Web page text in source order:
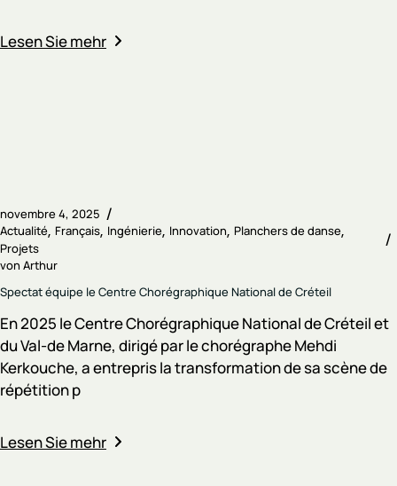
Lesen Sie mehr
novembre 4, 2025
Actualité Français Ingénierie Innovation Planchers de danse
Projets
von Arthur
Spectat équipe le Centre Chorégraphique National de Créteil
En 2025 le Centre Chorégraphique National de Créteil et
du Val-de Marne, dirigé par le chorégraphe Mehdi
Kerkouche, a entrepris la transformation de sa scène de
répétition p
Lesen Sie mehr